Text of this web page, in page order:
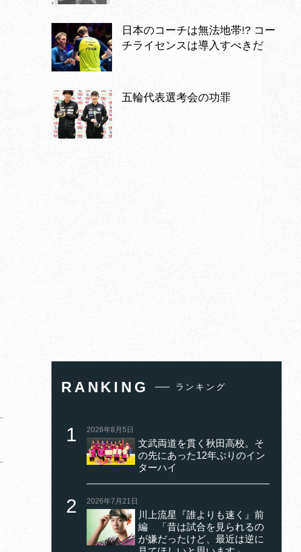
日本のコーチは無法地帯!? コー
チライセンスは導入すべきだ
五輪代表選考会の功罪
RANKING ランキング
2026年8月5日
文武両道を貫く秋田高校。そ
の先にあった12年ぶりのイン
ターハイ
2026年7月21日
川上流星『誰よりも速く』前
編 「昔は試合を見られるの
が嫌だったけど、最近は逆に